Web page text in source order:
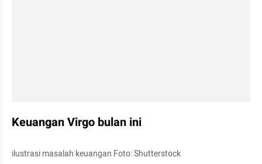
Keuangan Virgo bulan ini
ilustrasi masalah keuangan Foto: Shutterstock